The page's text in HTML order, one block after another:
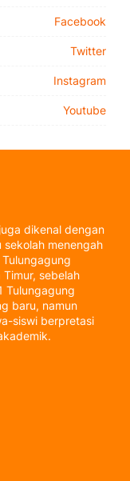
Facebook
Twitter
Instagram
Youtube
dikenal dengan
sekolah menengah
sebelah
Tulungagung
baru, namun
siswi berpretasi